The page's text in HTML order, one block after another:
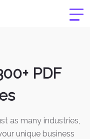
PDF
as many industries,
unique business